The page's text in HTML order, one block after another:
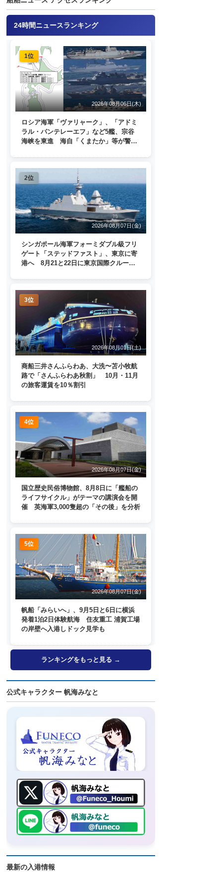
24時間ニュースランキング
1位
2026年08月06日(木)
ロシア海軍「ヴァリャーク」、「アドミ
ラル・パンテレーエフ」など5艦、宗谷
海峡を東進 海自「くまたか」等が警戒
2位
2026年08月07日(金)
シンガポール海軍フォーミダブル級フリ
ゲート「ステッドファスト」、東京に寄
港へ 8月21と22日に東京国際クルーズ
3位
2026年08月01日(土)
商船三井さんふらわあ、大洗〜苫小牧航
路で「さんふらわあ秋割」 10月・11月
の旅客運賃を10％割引
4位
2026年08月07日(金)
国立歴史民俗博物館、8月8日に「艦船の
ライフサイクル」がテーマの講演会を開
催 英海軍3,000隻超の「その後」を分析
5位
2026年08月07日(金)
帆船「みらいへ」、9月5日と6日に横浜
発着1泊2日体験航海 住友重工 浦賀工場
の岸壁へ入港しドック見学も
ランキングをもっと見る →
公式キャラクター 帆海みなと
最新の入港情報